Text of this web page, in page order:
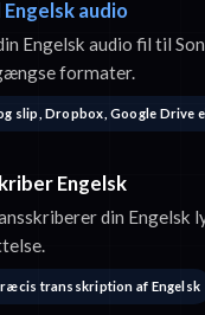
audio
Engelsk audio fil til
formater.
slip, Dropbox, Google Drive
Engelsk
din Engelsk
transskription af Engelsk